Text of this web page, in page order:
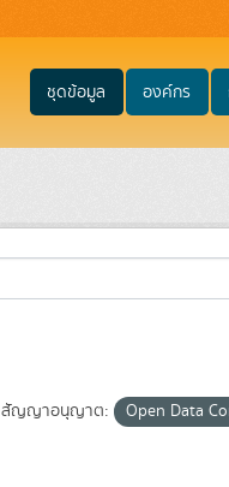
ชุดข้อมูล องค์กร
สัญญาอนุญาต: Open Data